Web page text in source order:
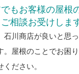
もお客様の屋根
相談お受けしま
石川商店が良いと思
。屋根のことでお困
ださい。